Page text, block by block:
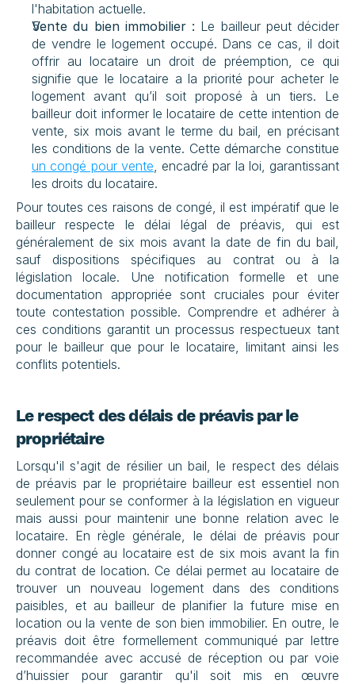
l'habitation actuelle.
Vente du bien immobilier : Le bailleur peut décider
de vendre le logement occupé. Dans ce cas, il doit
offrir au locataire un droit de préemption, ce qui
signifie que le locataire a la priorité pour acheter le
logement avant qu’il soit proposé à un tiers. Le
bailleur doit informer le locataire de cette intention de
vente, six mois avant le terme du bail, en précisant
les conditions de la vente. Cette démarche constitue
un congé pour vente, encadré par la loi, garantissant
les droits du locataire.
Pour toutes ces raisons de congé, il est impératif que le
bailleur respecte le délai légal de préavis, qui est
généralement de six mois avant la date de fin du bail,
sauf dispositions spécifiques au contrat ou à la
législation locale. Une notification formelle et une
documentation appropriée sont cruciales pour éviter
toute contestation possible. Comprendre et adhérer à
ces conditions garantit un processus respectueux tant
pour le bailleur que pour le locataire, limitant ainsi les
conflits potentiels.
Le respect des délais de préavis par le
propriétaire
Lorsqu'il s'agit de résilier un bail, le respect des délais
de préavis par le propriétaire bailleur est essentiel non
seulement pour se conformer à la législation en vigueur
mais aussi pour maintenir une bonne relation avec le
locataire. En règle générale, le délai de préavis pour
donner congé au locataire est de six mois avant la fin
du contrat de location. Ce délai permet au locataire de
trouver un nouveau logement dans des conditions
paisibles, et au bailleur de planifier la future mise en
location ou la vente de son bien immobilier. En outre, le
préavis doit être formellement communiqué par lettre
recommandée avec accusé de réception ou par voie
d’huissier pour garantir qu'il soit mis en œuvre